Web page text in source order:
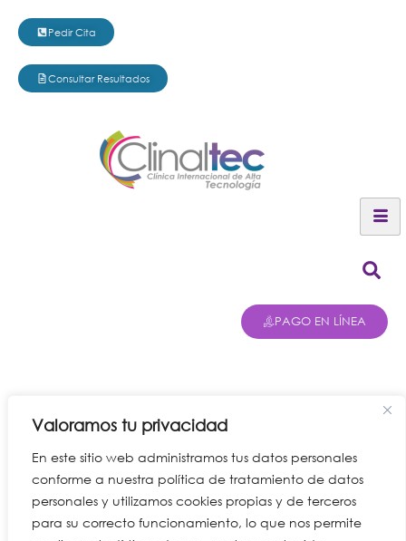
Valoramos tu privacidad
En este sitio web administramos tus datos personales
conforme a nuestra política de tratamiento de datos
personales y utilizamos cookies propias y de terceros
para su correcto funcionamiento, lo que nos permite
Pedir Cita
Consultar Resultados
PAGO EN LÍNEA